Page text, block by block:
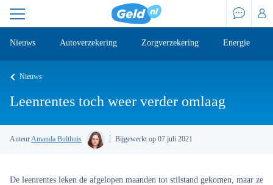
Nieuws Autoverzekering Zorgverzekering Energie
Nieuws
Leenrentes toch weer verder omlaag
Auteur Amanda Bulthuis Bijgewerkt op 07 juli 2021
De leenrentes leken de afgelopen maanden tot stilstand gekomen, maar ze